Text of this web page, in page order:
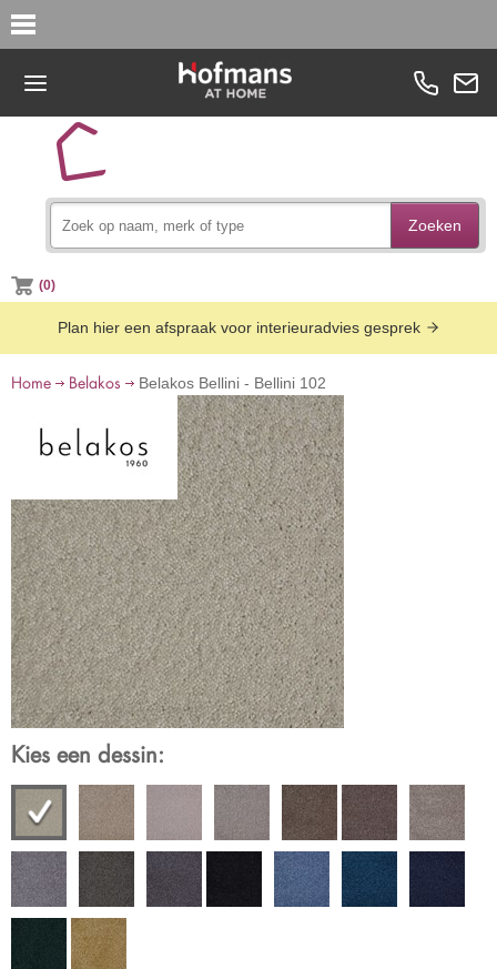
Zoeken
(0)
Plan hier een afspraak voor interieuradvies gesprek
Home Belakos Belakos Bellini - Bellini 102
Kies een dessin: